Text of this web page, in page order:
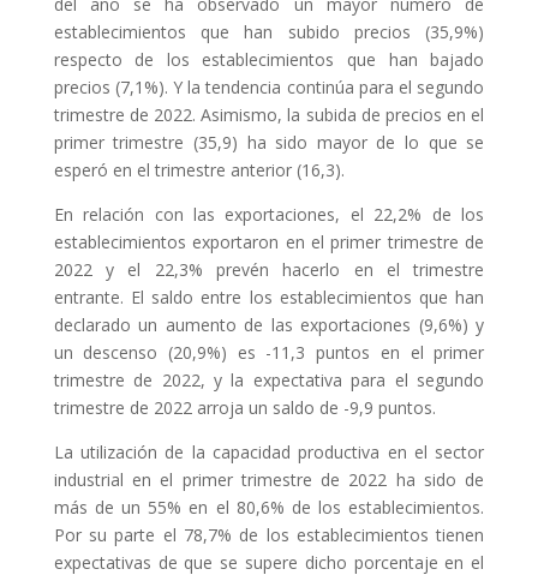
establecimientos que han subido precios (35,9%)
respecto de los establecimientos que han bajado
precios (7,1%). Y la tendencia continúa para el segundo
trimestre de 2022. Asimismo, la subida de precios en el
primer trimestre (35,9) ha sido mayor de lo que se
esperó en el trimestre anterior (16,3).
En relación con las exportaciones, el 22,2% de los
establecimientos exportaron en el primer trimestre de
2022 y el 22,3% prevén hacerlo en el trimestre
entrante. El saldo entre los establecimientos que han
declarado un aumento de las exportaciones (9,6%) y
un descenso (20,9%) es -11,3 puntos en el primer
trimestre de 2022, y la expectativa para el segundo
trimestre de 2022 arroja un saldo de -9,9 puntos.
La utilización de la capacidad productiva en el sector
industrial en el primer trimestre de 2022 ha sido de
más de un 55% en el 80,6% de los establecimientos.
Por su parte el 78,7% de los establecimientos tienen
expectativas de que se supere dicho porcentaje en el